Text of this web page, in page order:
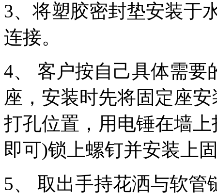
3、将塑胶密封垫安装于
连接。
4、 客户按自己具体需要
座，安装时先将固定座
打孔位置，用电锤在墙
即可)锁上螺钉并安装上
5、 取出手持花洒与软